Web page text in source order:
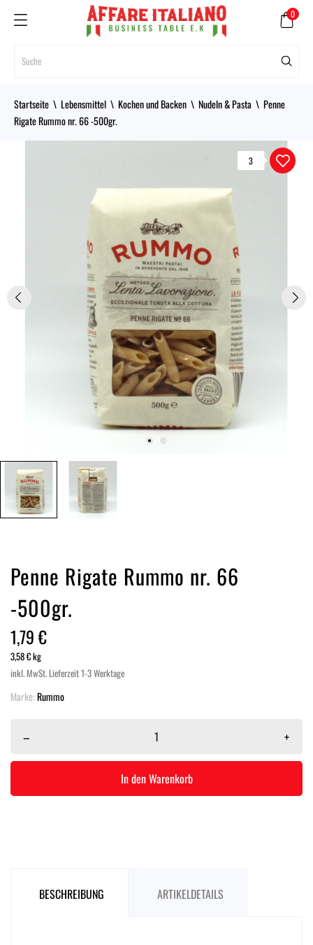
0
Startseite Lebensmittel Kochen und Backen Nudeln & Pasta
Penne
Rigate Rummo nr. 66 -500gr.
3
Penne Rigate Rummo nr. 66
-500gr.
1,79 €
3,58 € kg
inkl. MwSt.Lieferzeit 1-3 Werktage
Marke:Rummo
– +
In den Warenkorb
BESCHREIBUNG ARTIKELDETAILS